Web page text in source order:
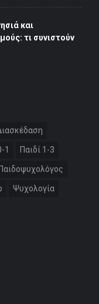
και
τι συνιστούν
1 Παιδί 1-3
Παιδοψυχολόγος
Ψυχολογία